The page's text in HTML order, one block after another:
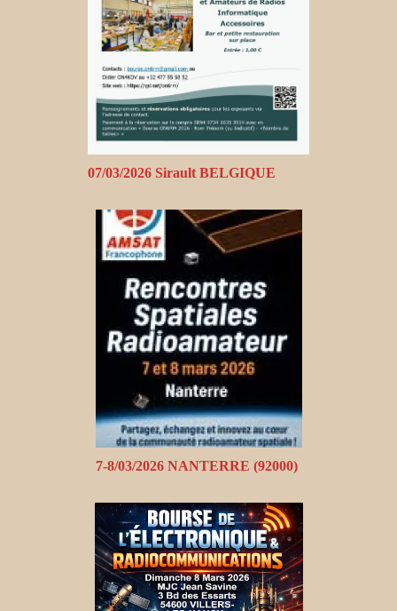
07/03/2026 Sirault BELGIQUE
7-8/03/2026 NANTERRE (92000)